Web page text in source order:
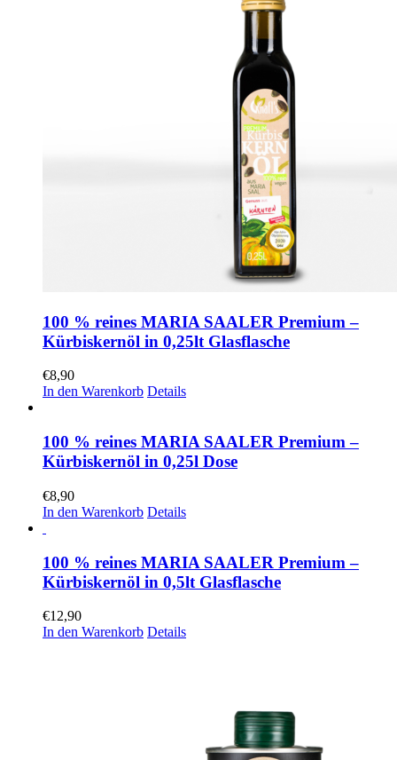
100 % reines MARIA SAALER Premium –
Kürbiskernöl in 0,25lt Glasflasche
€8,90
In den Warenkorb Details
100 % reines MARIA SAALER Premium –
Kürbiskernöl in 0,25l Dose
€8,90
In den Warenkorb Details
100 % reines MARIA SAALER Premium –
Kürbiskernöl in 0,5lt Glasflasche
€12,90
In den Warenkorb Details